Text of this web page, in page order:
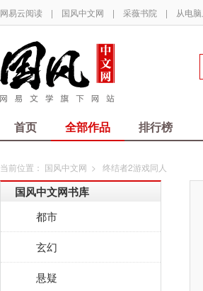
网易云阅读 | 国风中文网 | 采薇书院 | 从电
首页 全部作品 排行榜
当前位置： 国风中文网 > 终结者2游戏同人
国风中文网书库
都市
玄幻
悬疑